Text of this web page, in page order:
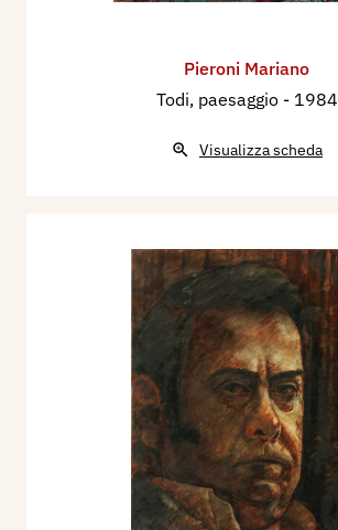
Pieroni Mariano
Todi, paesaggio - 1984
Visualizza scheda